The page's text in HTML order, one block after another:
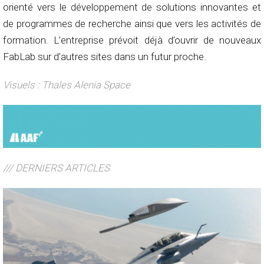
orienté vers le développement de solutions innovantes et
de programmes de recherche ainsi que vers les activités de
formation. L’entreprise prévoit déjà d’ouvrir de nouveaux
FabLab sur d’autres sites dans un futur proche.
Visuels : Thales Alenia Space
/// DERNIERS ARTICLES